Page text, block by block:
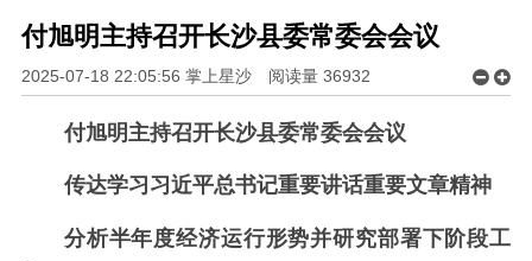
付旭明主持召开长沙县委常委会会议
2025-07-18 22:05:56 掌上星沙 阅读量 36932
付旭明主持召开长沙县委常委会会议
传达学习习近平总书记重要讲话重要文章精神
分析半年度经济运行形势并研究部署下阶段工